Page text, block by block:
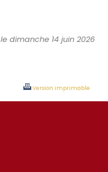
dimanche 14 juin 2026
Version imprimable